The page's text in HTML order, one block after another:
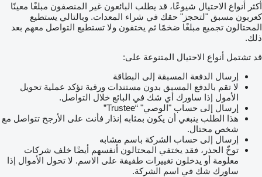
أكثر أنواع الاحتيال شيوعًا، قد يطلب البائعون غير المنصفون مبلغًا معينًا
كعربون مسبق "لتحجز" حقك في شراء المعدات. وبالتالي يستطيع
المحتالون تجميع مبلغًا ضخمًا ثم يختفون ولا تستطيع التواصل معهم بعد
ذلك.
قد تشتمل أنواع الاحتيال المتنوعة على:
إرسال الدفعة المسبقة إلى البطاقة
لا تقم بالدفع المسبق بدون مستندات ورقية تؤكد عملية تحويل
الأمول إذا ساورك أي شك في البائع خلال التواصل.
إرسال إلى حساب "الوصي" “Trustee”
هذا الطلب ينبغي أن يكون بمثابه إنذار فأنت على الأرجح تتواصل مع
شخص محتال.
إرسال إلى حساب الشركة باسم مشابه
توخّ الحذر، فقد يختفي المحتالون أنفسهم أيضًا خلف شركات
معلومة أو يدخلون تغييرات طفيفة على الاسم. لا تحول الأموال إذا
ساورك شك في اسم الشركة.